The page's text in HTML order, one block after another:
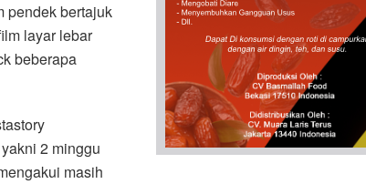
pendek bertajuk
layar lebar
beberapa
2 minggu
masih